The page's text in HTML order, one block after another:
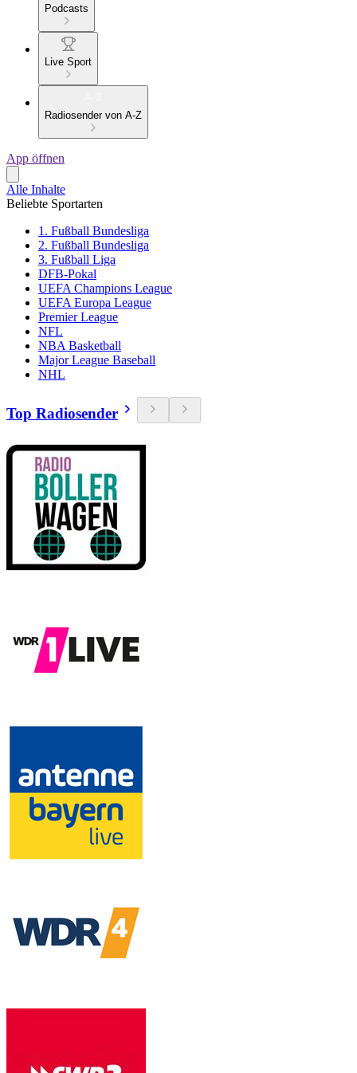
Podcasts
Live Sport
Radiosender von A-Z
App öffnen
Alle Inhalte
Beliebte Sportarten
1. Fußball Bundesliga
2. Fußball Bundesliga
3. Fußball Liga
DFB-Pokal
UEFA Champions League
UEFA Europa League
Premier League
NFL
NBA Basketball
Major League Baseball
NHL
Top Radiosender